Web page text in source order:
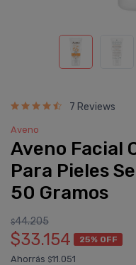
7 Reviews
Aveno
Aveno Facial
Para Pieles
50 Gramos
$44.205
$33.154 25% OFF
Ahorrás $11.051